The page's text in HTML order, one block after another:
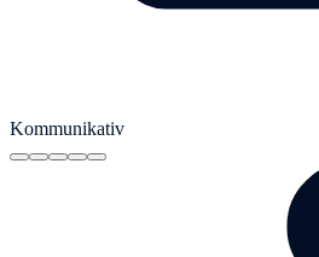
Kommunikativ